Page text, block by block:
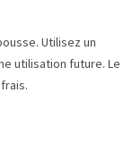
Utilisez un
utilisation future. Le